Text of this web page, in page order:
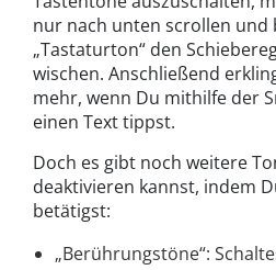
nur nach unten scrollen und
„Tastaturton“ den
wischen. Anschließend
mehr, wenn Du mithilfe der
einen Text tippst.
Doch es gibt noch weitere
deaktivieren kannst, indem
betätigst:
„Berührungstöne“: